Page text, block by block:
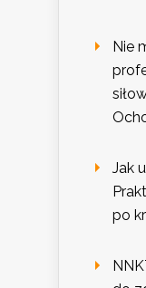
Nie
Jak
po